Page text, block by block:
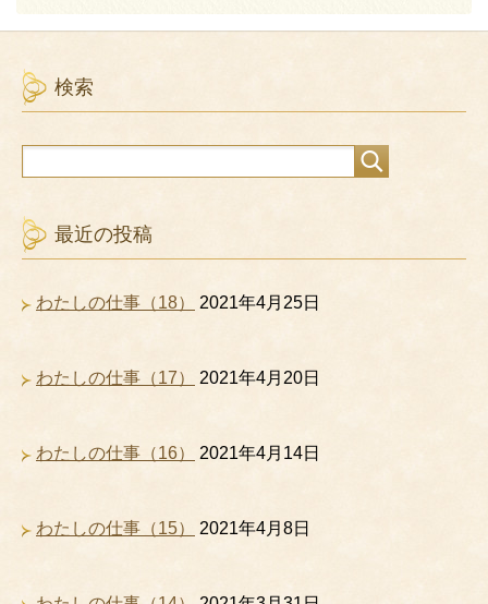
検索
最近の投稿
わたしの仕事（18） 2021年4月25日
わたしの仕事（17） 2021年4月20日
わたしの仕事（16） 2021年4月14日
わたしの仕事（15） 2021年4月8日